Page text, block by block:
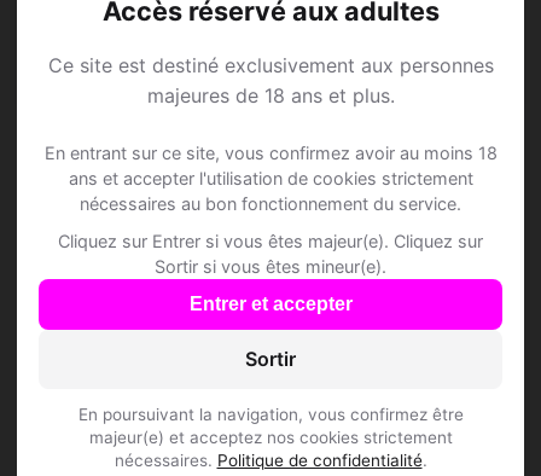
Accès réservé aux adultes
Ce site est destiné exclusivement aux personnes
majeures de 18 ans et plus.
En entrant sur ce site, vous confirmez avoir au moins 18
ans et accepter l'utilisation de cookies strictement
nécessaires au bon fonctionnement du service.
Cliquez sur Entrer si vous êtes majeur(e). Cliquez sur
Sortir si vous êtes mineur(e).
Entrer et accepter
Sortir
En poursuivant la navigation, vous confirmez être
majeur(e) et acceptez nos cookies strictement
nécessaires. Politique de confidentialité.
Namory, 29
Anzin • Nord
Madani, 42
Anzin • Nord
Speed Dating à Anzin
Rejoins les membres de Anzin et des
alentours !
S'inscrire gratuitement